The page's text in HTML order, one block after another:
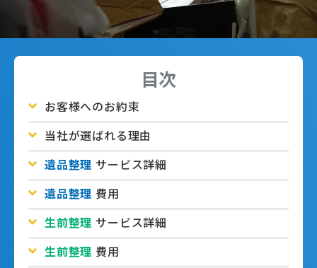
目次
お客様へのお約束
当社が選ばれる理由
遺品整理 サービス詳細
遺品整理 費用
生前整理 サービス詳細
生前整理 費用